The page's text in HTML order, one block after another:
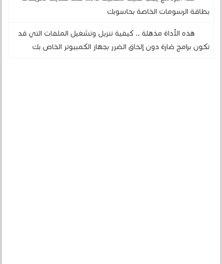
بطاقة الرسومات الخاصة بحاسوبك
هذه الأداة مذهلة .. كيفية تنزيل وتشغيل الملفات التي قد
تكون برامج ضارة دون إلحاق الضرر بجهاز الكمبيوتر الخاص بك